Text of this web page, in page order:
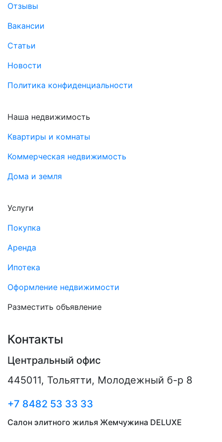
Отзывы
Вакансии
Статьи
Новости
Политика конфиденциальности
Наша недвижимость
Квартиры и комнаты
Коммерческая недвижимость
Дома и земля
Услуги
Покупка
Аренда
Ипотека
Оформление недвижимости
Разместить объявление
Контакты
Центральный офис
445011, Тольятти, Молодежный б-р 8
+7 8482 53 33 33
Салон элитного жилья Жемчужина DELUXE